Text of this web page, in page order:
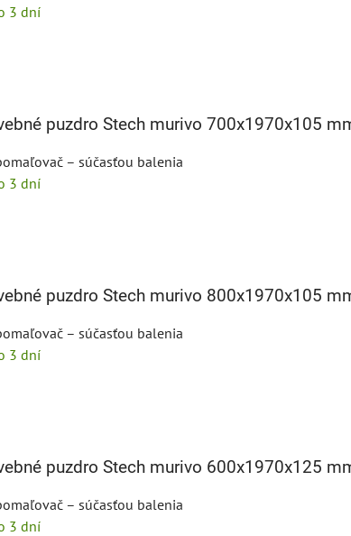
3 dní
puzdro Stech murivo 700x1970x105
– súčasťou balenia
3 dní
puzdro Stech murivo 800x1970x105
– súčasťou balenia
3 dní
puzdro Stech murivo 600x1970x125
– súčasťou balenia
3 dní